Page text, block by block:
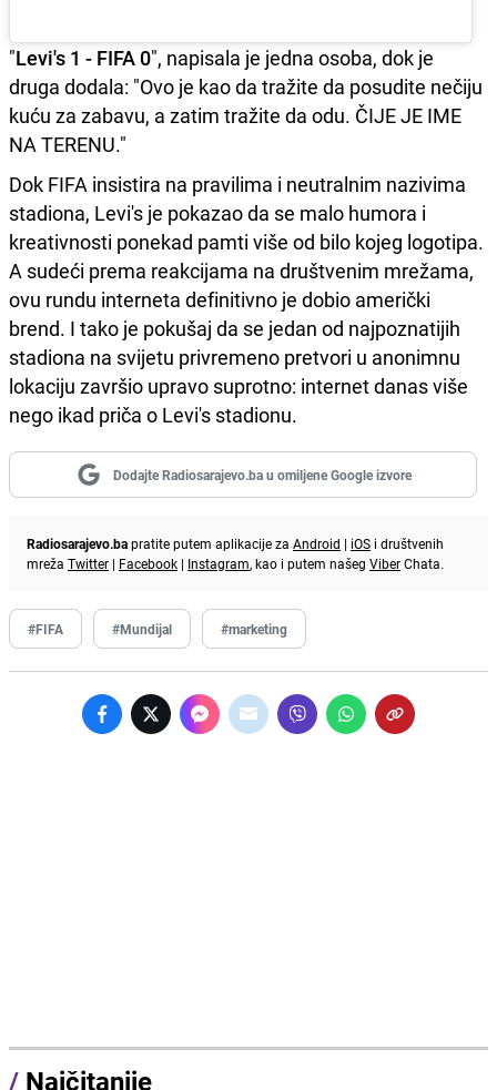
"Levi's 1 - FIFA 0", napisala je jedna osoba, dok je
druga dodala: "Ovo je kao da tražite da posudite nečiju
kuću za zabavu, a zatim tražite da odu. ČIJE JE IME
NA TERENU."
Dok FIFA insistira na pravilima i neutralnim nazivima
stadiona, Levi's je pokazao da se malo humora i
kreativnosti ponekad pamti više od bilo kojeg logotipa.
A sudeći prema reakcijama na društvenim mrežama,
ovu rundu interneta definitivno je dobio američki
brend. I tako je pokušaj da se jedan od najpoznatijih
stadiona na svijetu privremeno pretvori u anonimnu
lokaciju završio upravo suprotno: internet danas više
nego ikad priča o Levi's stadionu.
Dodajte Radiosarajevo.ba u omiljene Google izvore
Radiosarajevo.bapratite putem aplikacije za Android | iOS i društvenih
mreža Twitter | Facebook | Instagram, kao i putem našeg ViberChata.
#FIFA #Mundijal #marketing
/ Najčitanije